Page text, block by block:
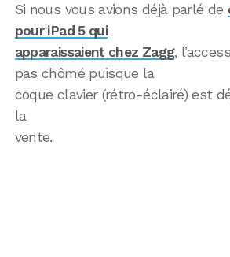
Si nous vous avions déjà parlé de
pour iPad 5 qui
apparaissaient chez Zagg,
pas chômé puisque la
coque clavier (rétro-éclairé) est
la
vente.